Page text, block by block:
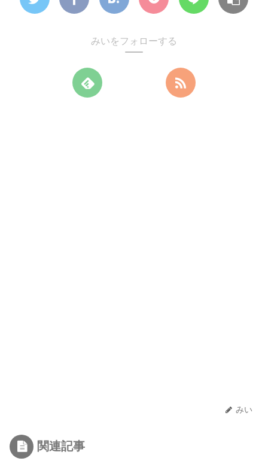
みいをフォローする
みい
関連記事